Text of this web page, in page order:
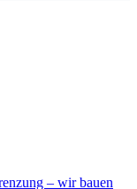
– wir bauen